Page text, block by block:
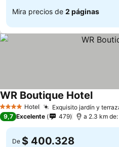
Mira precios de 2 páginas
4 EstrellasHotel Exquisito jardín y
WR Boutique Hotel
9,7 Excelente 479 a 2.3 km
De $ 400.328